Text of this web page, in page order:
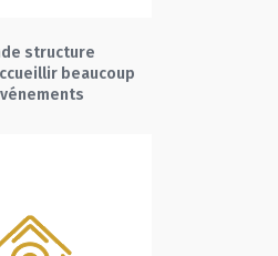
structure
beaucoup